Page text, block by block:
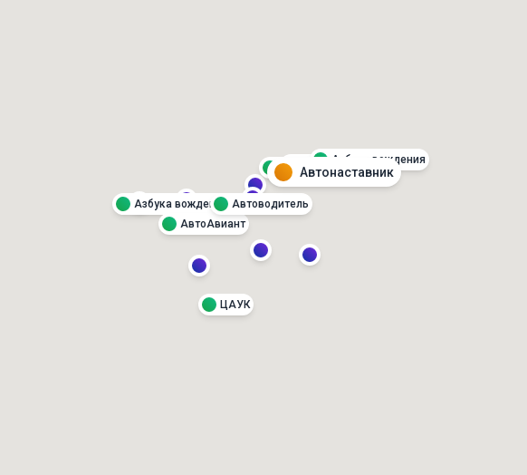
Азбука вождения
Азбука вождения
Автонаставник
ЦАУК
АвтоАвиант
Азбука вождения
Автоводитель
Азбука вождения